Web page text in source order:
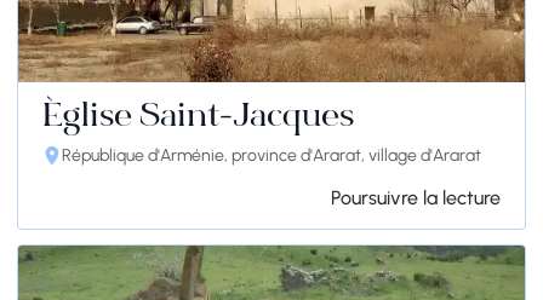
Église Saint-Jacques
République d'Arménie, province d'Ararat, village d'Ararat
Poursuivre la lecture